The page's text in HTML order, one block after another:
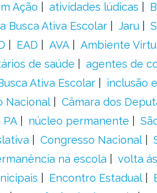
Ação atividades lúdicas
Busca Ativa Escolar Jaru
EAD AVA Ambiente
de saúde agentes de
Ativa Escolar inclusão
Nacional
Câmara dos
PA núcleo permanente
Congresso Nacional
na escola volta
Encontro Estadual